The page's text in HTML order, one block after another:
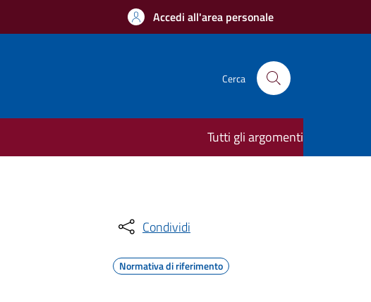
Accedi all'area personale
Cerca
Tutti gli argomenti
Condividi
Normativa di riferimento